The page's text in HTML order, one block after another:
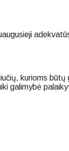
kurioms
galimybė